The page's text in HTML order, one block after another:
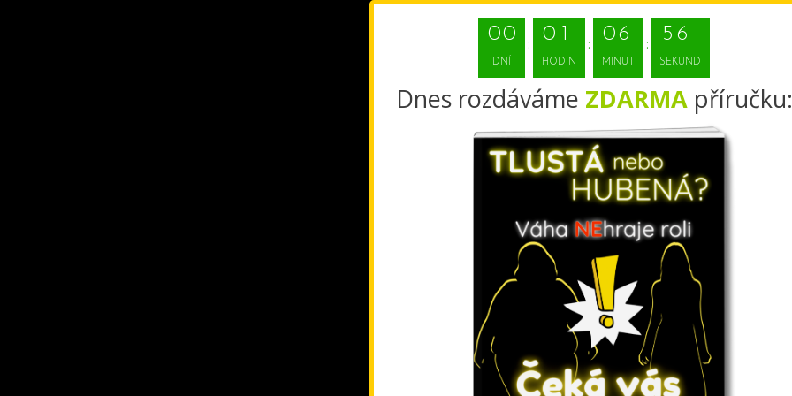
00
DNÍ
0
HODIN
06
MINUT
5 6
SEKUND
Dnes rozdáváme ZDARMApříručku: